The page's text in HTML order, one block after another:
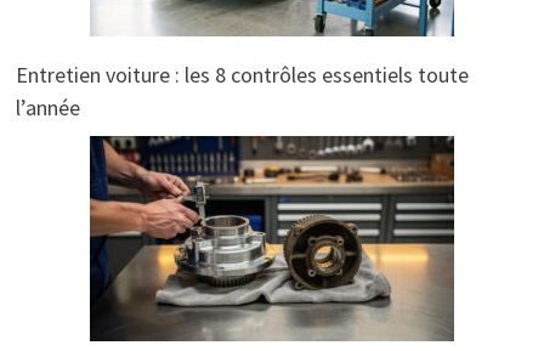
Entretien voiture : les 8 contrôles essentiels toute
l’année